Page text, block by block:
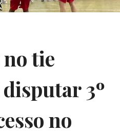
tie
3º
no